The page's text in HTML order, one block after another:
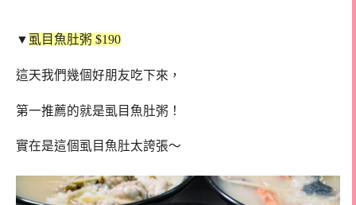
▼ 虱目魚肚粥 $190
這天我們幾個好朋友吃下來，
第一推薦的就是虱目魚肚粥！
實在是這個虱目魚肚太誇張～